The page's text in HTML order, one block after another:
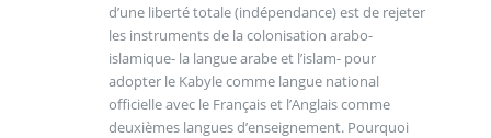
d’une liberté totale (indépendance) est de rejeter
les instruments de la colonisation arabo-
islamique- la langue arabe et l’islam- pour
adopter le Kabyle comme langue national
officielle avec le Français et l’Anglais comme
deuxièmes langues d’enseignement. Pourquoi